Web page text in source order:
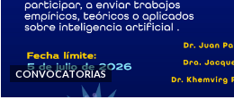
CONVOCATORIAS